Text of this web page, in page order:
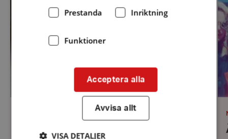
2024
Välkommen till årsmötet!
en
på
Prestanda Inriktning
Funktioner
Acceptera alla
Avvisa allt
VISA DETALJER